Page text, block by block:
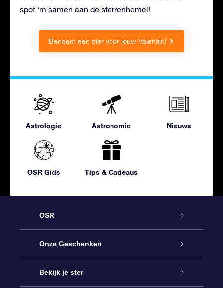
spot ‘m samen aan de sterrenhemel!
Benoem een ster voor jouw Valentijn!
Astrologie Astronomie Nieuws
OSR Gids Tips & Cadeaus
OSR
Service
Contact
Onze Geschenken
Online Star Gift
Bekijk je ster